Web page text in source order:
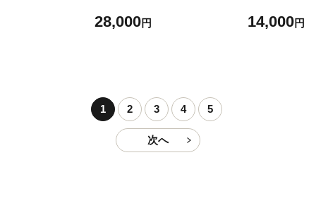
28,000円 14,000円
1 2 3 4 5
次へ